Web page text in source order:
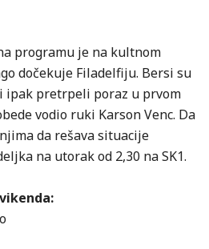
programu je na kultnom
dočekuje Filadelfiju. Bersi su
ipak pretrpeli poraz u prvom
vodio ruki Karson Venc. Da
da rešava situacije
na utorak od 2,30 na SK1.